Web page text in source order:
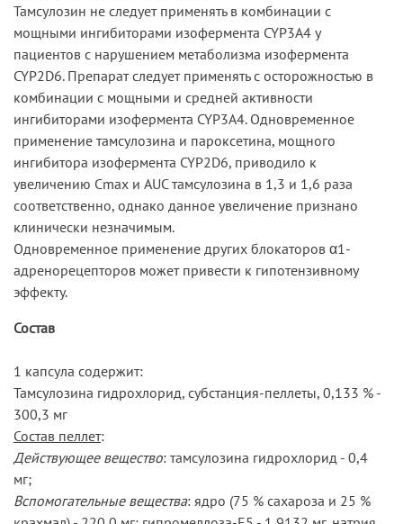
Тамсулозин не следует применять в комбинации с
мощными ингибиторами изофермента CYP3A4 у
пациентов с нарушением метаболизма изофермента
CYP2D6. Препарат следует применять с осторожностью в
комбинации с мощными и средней активности
ингибиторами изофермента CYP3A4. Одновременное
применение тамсулозина и пароксетина, мощного
ингибитора изофермента CYP2D6, приводило к
увеличению Cmax и AUC тамсулозина в 1,3 и 1,6 раза
соответственно, однако данное увеличение признано
клинически незначимым.
Одновременное применение других блокаторов α1-
адренорецепторов может привести к гипотензивному
эффекту.
Состав
1 капсула содержит:
Тамсулозина гидрохлорид, субстанция-пеллеты, 0,133 % -
300,3 мг
Состав пеллет:
Действующее вещество: тамсулозина гидрохлорид - 0,4
мг;
Вспомогательные вещества: ядро (75 % сахароза и 25 %